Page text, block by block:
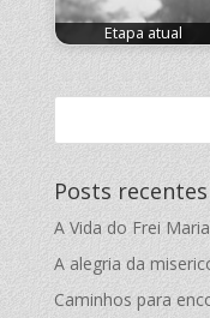
Etapa atual
Posts recentes
A Vida do Frei
A alegria da
Caminhos para